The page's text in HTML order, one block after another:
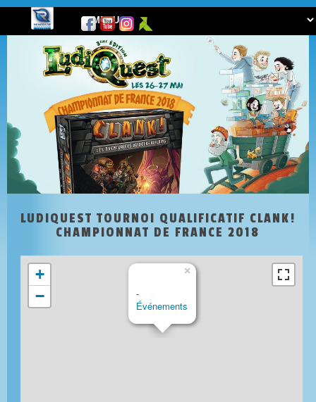
LUDIQUEST TOURNOI QUALIFICATIF CLANK!
CHAMPIONNAT DE FRANCE 2018
-
Événements
×
+
−